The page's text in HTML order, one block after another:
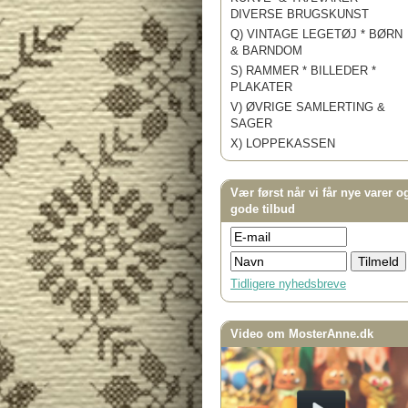
DIVERSE BRUGSKUNST
Q) VINTAGE LEGETØJ * BØRN
& BARNDOM
S) RAMMER * BILLEDER *
PLAKATER
V) ØVRIGE SAMLERTING &
SAGER
X) LOPPEKASSEN
Vær først når vi får nye varer
gode tilbud
Tidligere nyhedsbreve
Video om MosterAnne.dk